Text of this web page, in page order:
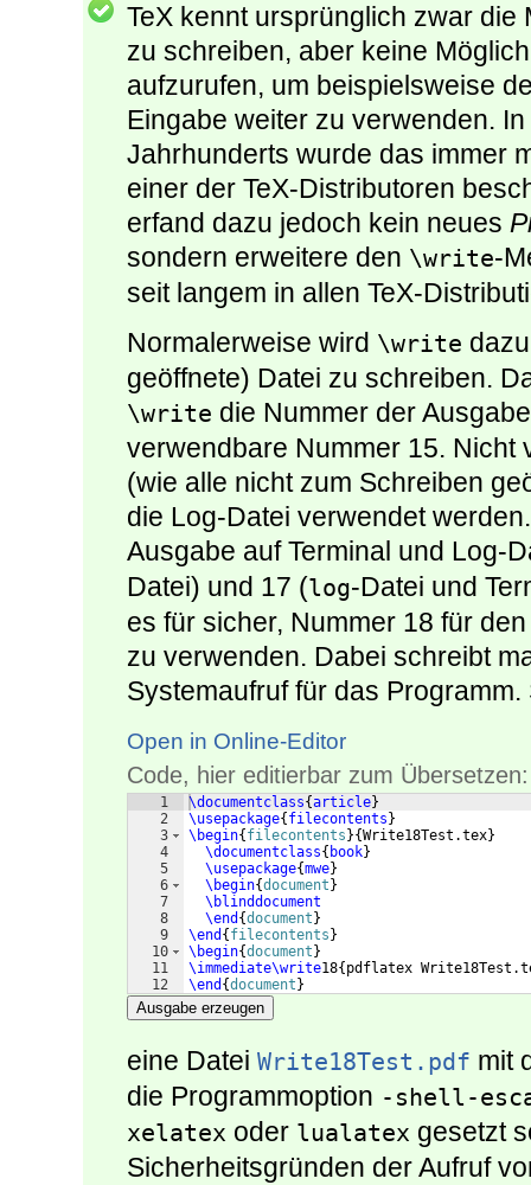
TeX kennt ursprünglich zwar
zu schreiben, aber keine
aufzurufen, um beispielsweise
Eingabe weiter zu verwenden.
Jahrhunderts wurde das immer
einer der TeX-Distributoren
erfand dazu jedoch kein neues
sondern erweitere den \write-
seit langem in allen TeX-
Normalerweise wird \write
geöffnete) Datei zu schreiben.
\write die Nummer der
verwendbare Nummer 15. Nicht
(wie alle nicht zum Schreiben
die Log-Datei verwendet
Ausgabe auf Terminal und Log-
Datei) und 17 (log-Datei und
es für sicher, Nummer 18 für
zu verwenden. Dabei schreibt
Systemaufruf für das
Open in Online-Editor
Code, hier editierbar zum Übersetzen:
1
2
3
4
5
6
7
8
9
10
11
12
\documentclass{article}
\usepackage{ filecontents }
\begin{ filecontents }{Write18Test.tex}
\documentclass{ book}
\usepackage{mwe}
\begin{document }
\blinddocument
\end {document }
\end { filecontents }
\begin{document }
\immediate\write18{ pdflatex
\end {document }
Ausgabe erzeugen
eine Datei Write18Test.pdf mit
die Programmoption -shell-
xelatex oder lualatex gesetzt
Sicherheitsgründen der Aufruf